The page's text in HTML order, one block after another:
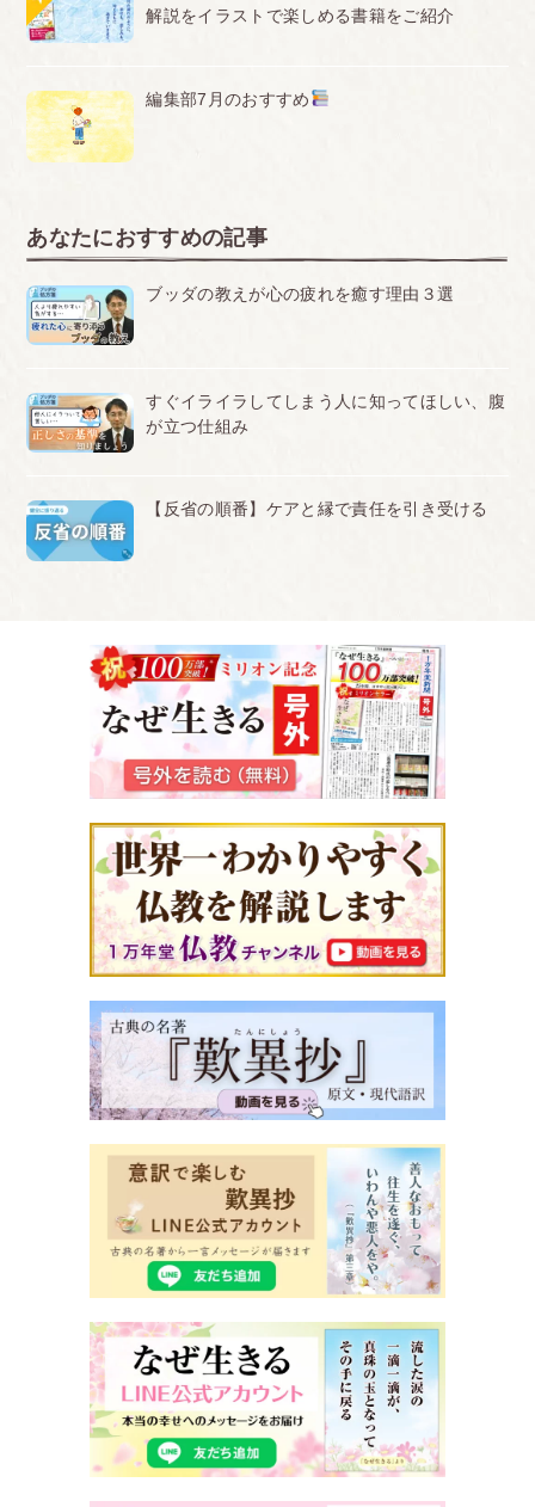
解説をイラストで楽しめる書籍をご紹介
編集部7月のおすすめ
あなたにおすすめの記事
ブッダの教えが心の疲れを癒す理由３選
すぐイライラしてしまう人に知ってほしい、腹
が立つ仕組み
【反省の順番】ケアと縁で責任を引き受ける